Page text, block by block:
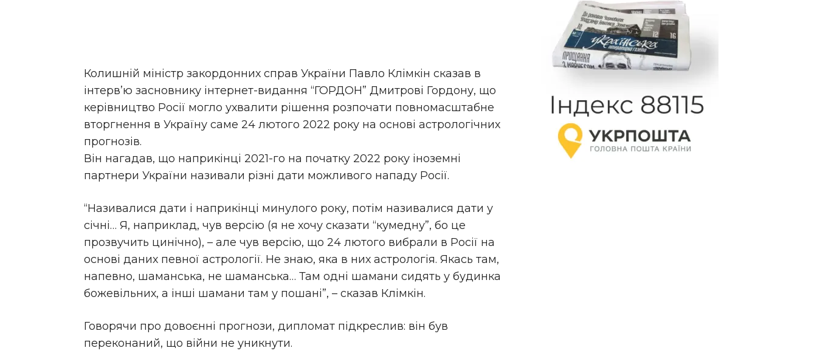
Колишній міністр закордонних справ України Павло Клімкін сказав в
інтерв’ю засновнику інтернет-видання “ГОРДОН” Дмитрові Гордону, що
керівництво Росії могло ухвалити рішення розпочати повномасштабне
вторгнення в Україну саме 24 лютого 2022 року на основі астрологічних
прогнозів.
Він нагадав, що наприкінці 2021-го на початку 2022 року іноземні
партнери України називали різні дати можливого нападу Росії.
“Називалися дати і наприкінці минулого року, потім називалися дати у
січні… Я, наприклад, чув версію (я не хочу сказати “кумедну”, бо це
прозвучить цинічно), – але чув версію, що 24 лютого вибрали в Росії на
основі даних певної астрології. Не знаю, яка в них астрологія. Якась там,
напевно, шаманська, не шаманська… Там одні шамани сидять у будинка
божевільних, а інші шамани там у пошані”, – сказав Клімкін.
Говорячи про довоєнні прогнози, дипломат підкреслив: він був
переконаний, що війни не уникнути.